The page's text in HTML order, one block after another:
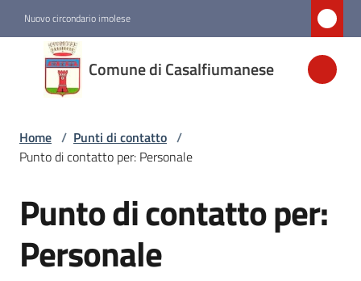
Nuovo circondario imolese
Comune di Casalfiumanese
Comune di
Casalfiumanese
Amministrazione
Home / Punti di contatto /
Punto di contatto per: Personale
Salta al contenuto
Punto di contatto per:
Personale